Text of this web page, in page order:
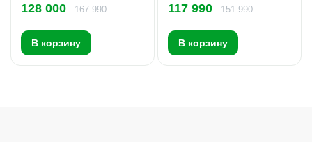
128 000 167 990
В корзину
117 990 151 990
В корзину